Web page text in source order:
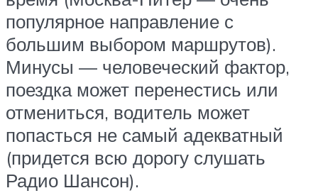
популярное направление с
большим выбором маршрутов).
Минусы — человеческий фактор,
поездка может перенестись или
отмениться, водитель может
попасться не самый адекватный
(придется всю дорогу слушать
Радио Шансон).